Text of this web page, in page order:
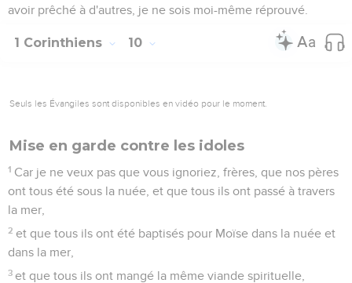
avoir prêché à d'autres, je ne sois moi-même réprouvé.
1 Corinthiens 10
Seuls les Évangiles sont disponibles en vidéo pour le moment.
Mise en garde contre les idoles
1 Car je ne veux pas que vous ignoriez, frères, que nos pères
ont tous été sous la nuée, et que tous ils ont passé à travers
la mer,
2 et que tous ils ont été baptisés pour Moïse dans la nuée et
dans la mer,
3 et que tous ils ont mangé la même viande spirituelle,